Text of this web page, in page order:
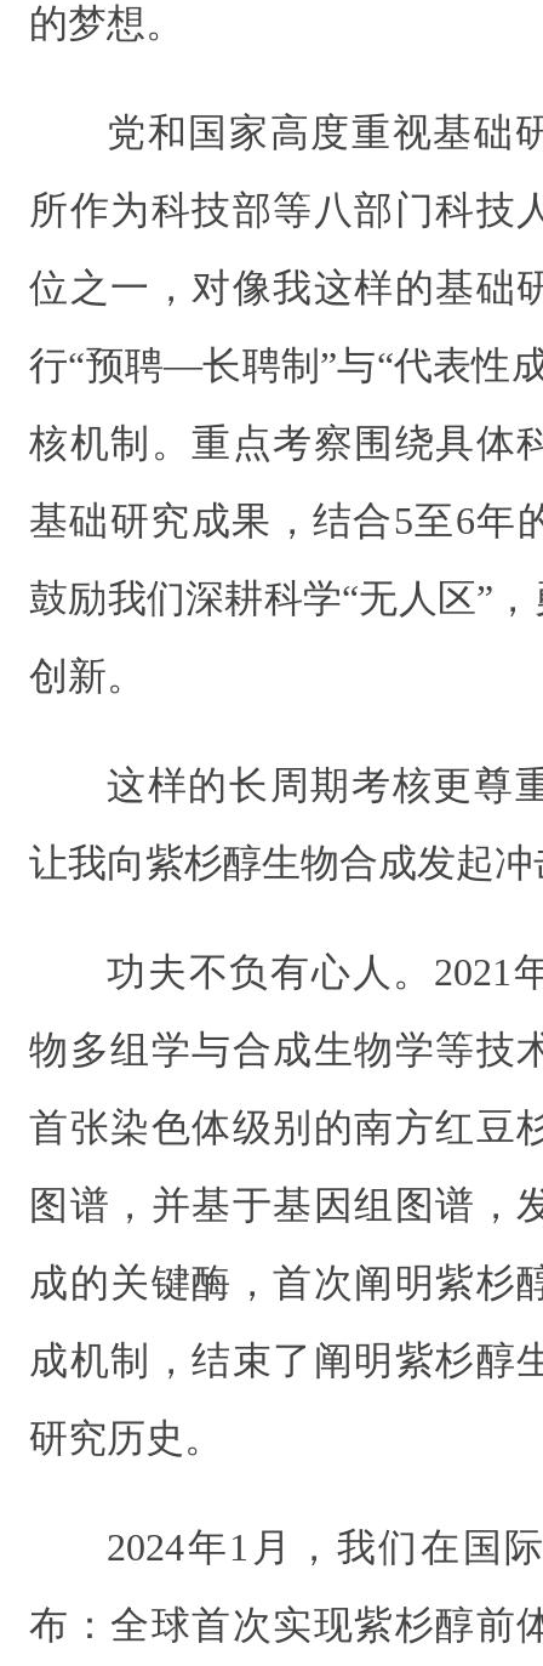
的梦想。
党和国家高度重视基础
所作为科技部等八部门科技
位之一，对像我这样的基础
行“预聘—长聘制”与“代表性
核机制。重点考察围绕具体
基础研究成果，结合5至6年
鼓励我们深耕科学“无人区”
创新。
这样的长周期考核更尊
让我向紫杉醇生物合成发起
功夫不负有心人。2021
物多组学与合成生物学等技
首张染色体级别的南方红豆
图谱，并基于基因组图谱，
成的关键酶，首次阐明紫杉
成机制，结束了阐明紫杉醇
研究历史。
2024年1月，我们在国
布：全球首次实现紫杉醇前